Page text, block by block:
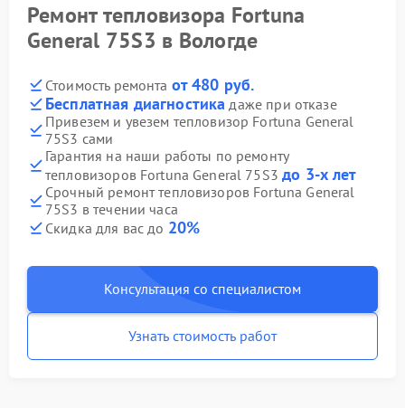
Ремонт тепловизора Fortuna
General 75S3 в Вологде
Стоимость ремонта от 480 руб.
Бесплатная диагностика даже при отказе
Привезем и увезем тепловизор Fortuna General
75S3 сами
Гарантия на наши работы по ремонту
тепловизоров Fortuna General 75S3до 3-х лет
Срочный ремонт тепловизоров Fortuna General
75S3 в течении часа
Скидка для вас до 20%
Консультация со специалистом
Узнать стоимость работ